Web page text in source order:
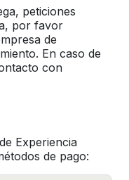
peticiones
por favor
de
En caso de
con
de Experiencia
de pago: